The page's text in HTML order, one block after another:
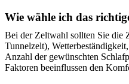
Wie wähle ich das
Bei der Zeltwahl sollten Sie die
Tunnelzelt),
Anzahl der gewünschten
Faktoren beeinflussen den